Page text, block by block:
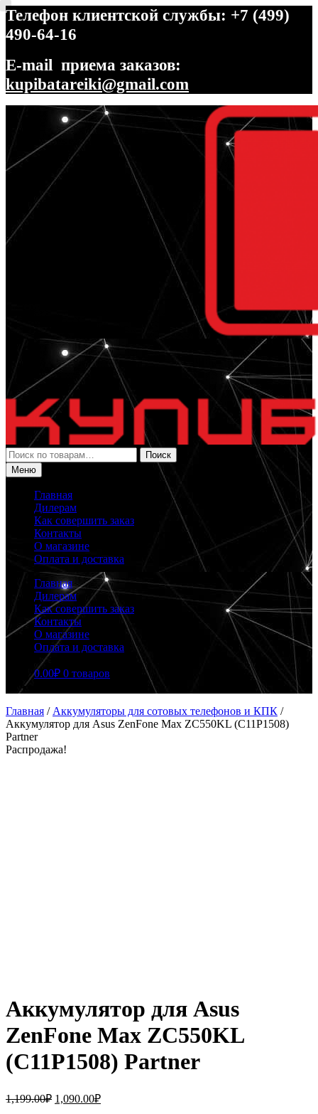
Телефон клиентской службы: +7 (499)
490-64-16
E-mail приема заказов:
kupibatareiki@gmail.com
Перейти
навигации
Перейти
содержимому
Искать:
Поиск
Меню
Главная
Дилерам
Как совершить заказ
Контакты
О магазине
Оплата и доставка
Главная
Дилерам
Как совершить заказ
Контакты
О магазине
Оплата и доставка
0.00₽ 0 товаров
Главная / Аккумуляторы для сотовых телефонов и КПК /
Аккумулятор для Asus ZenFone Max ZC550KL (C11P1508)
Partner
Распродажа!
Аккумулятор для Asus
ZenFone Max ZC550KL
(C11P1508) Partner
1,199.00₽ Первоначальная
1,090.00₽Текущая